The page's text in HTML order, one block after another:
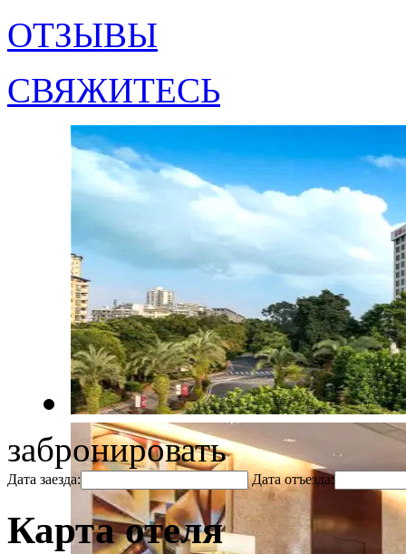
ОТЗЫВЫ
СВЯЖИТЕСЬ
забронировать
Дата заезда: Дата отъезда:
Карта отеля